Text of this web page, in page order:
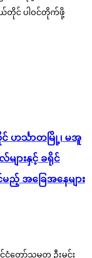
င် ပါဝင်တိုက်ဖို့
င် ဟင်္သာတမြို့၊ မအူ
ျားနှင့် ခရိုင်
ည့် အခြေအနေများ
ငံတော်သမ္မတ ဦးမင်း